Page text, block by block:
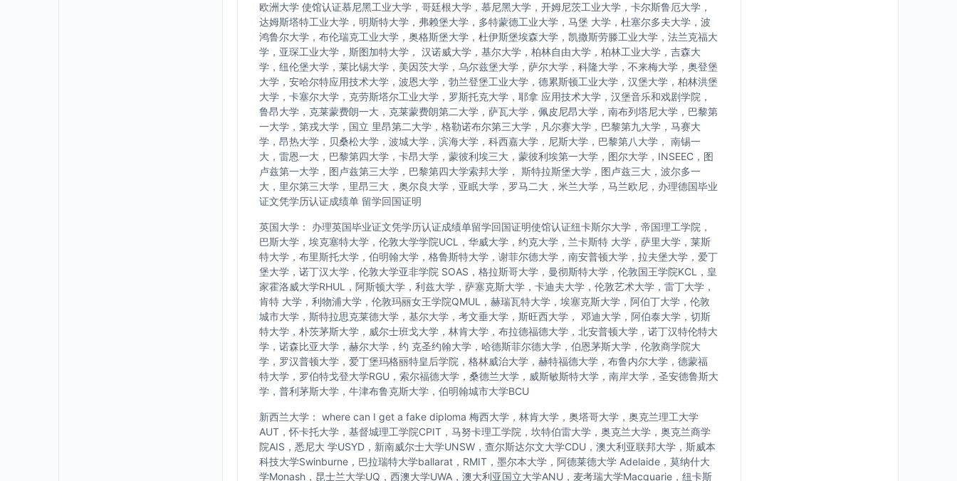
欧洲大学 使馆认证慕尼黑工业大学，哥廷根大学，慕尼黑大学，开姆尼茨工业大学，卡尔斯鲁厄大学，
达姆斯塔特工业大学，明斯特大学，弗赖堡大学，多特蒙德工业大学，马堡 大学，杜塞尔多夫大学，波
鸿鲁尔大学，布伦瑞克工业大学，奥格斯堡大学，杜伊斯堡埃森大学，凯撒斯劳滕工业大学，法兰克福大
学，亚琛工业大学，斯图加特大学， 汉诺威大学，基尔大学，柏林自由大学，柏林工业大学，吉森大
学，纽伦堡大学，莱比锡大学，美因茨大学，乌尔兹堡大学，萨尔大学，科隆大学，不来梅大学，奥登堡
大学，安哈尔特应用技术大学，波恩大学，勃兰登堡工业大学，德累斯顿工业大学，汉堡大学，柏林洪堡
大学，卡塞尔大学，克劳斯塔尔工业大学，罗斯托克大学，耶拿 应用技术大学，汉堡音乐和戏剧学院，
鲁昂大学，克莱蒙费朗一大，克莱蒙费朗第二大学，萨瓦大学，佩皮尼昂大学，南布列塔尼大学，巴黎第
一大学，第戎大学，国立 里昂第二大学，格勒诺布尔第三大学，凡尔赛大学，巴黎第九大学，马赛大
学，昂热大学，贝桑松大学，波城大学，滨海大学，科西嘉大学，尼斯大学，巴黎第八大学， 南锡一
大，雷恩一大，巴黎第四大学，卡昂大学，蒙彼利埃三大，蒙彼利埃第一大学，图尔大学，INSEEC，图
卢兹第一大学，图卢兹第三大学，巴黎第四大学索邦大学， 斯特拉斯堡大学，图卢兹三大，波尔多一
大，里尔第三大学，里昂三大，奥尔良大学，亚眠大学，罗马二大，米兰大学，马兰欧尼，办理德国毕业
证文凭学历认证成绩单 留学回国证明
英国大学： 办理英国毕业证文凭学历认证成绩单留学回国证明使馆认证纽卡斯尔大学，帝国理工学院，
巴斯大学，埃克塞特大学，伦敦大学学院UCL，华威大学，约克大学，兰卡斯特 大学，萨里大学，莱斯
特大学，布里斯托大学，伯明翰大学，格鲁斯特大学，谢菲尔德大学，南安普顿大学，拉夫堡大学，爱丁
堡大学，诺丁汉大学，伦敦大学亚非学院 SOAS，格拉斯哥大学，曼彻斯特大学，伦敦国王学院KCL，皇
家霍洛威大学RHUL，阿斯顿大学，利兹大学，萨塞克斯大学，卡迪夫大学，伦敦艺术大学，雷丁大学，
肯特 大学，利物浦大学，伦敦玛丽女王学院QMUL，赫瑞瓦特大学，埃塞克斯大学，阿伯丁大学，伦敦
城市大学，斯特拉思克莱德大学，基尔大学，考文垂大学，斯旺西大学， 邓迪大学，阿伯泰大学，切斯
特大学，朴茨茅斯大学，威尔士班戈大学，林肯大学，布拉德福德大学，北安普顿大学，诺丁汉特伦特大
学，诺森比亚大学，赫尔大学，约 克圣约翰大学，哈德斯菲尔德大学，伯恩茅斯大学，伦敦商学院大
学，罗汉普顿大学，爱丁堡玛格丽特皇后学院，格林威治大学，赫特福德大学，布鲁内尔大学，德蒙福
特大学，罗伯特戈登大学RGU，索尔福德大学，桑德兰大学，威斯敏斯特大学，南岸大学，圣安德鲁斯大
学，普利茅斯大学，牛津布鲁克斯大学，伯明翰城市大学BCU
新西兰大学： where can I get a fake diploma 梅西大学，林肯大学，奥塔哥大学，奥克兰理工大学
AUT，怀卡托大学，基督城理工学院CPIT，马努卡理工学院，坎特伯雷大学，奥克兰大学，奥克兰商学
院AIS，悉尼大 学USYD，新南威尔士大学UNSW，查尔斯达尔文大学CDU，澳大利亚联邦大学，斯威本
科技大学Swinburne，巴拉瑞特大学ballarat，RMIT，墨尔本大学，阿德莱德大学 Adelaide，莫纳什大
学Monash，昆士兰大学UQ，西澳大学UWA，澳大利亚国立大学ANU，麦考瑞大学Macquarie，纽卡斯